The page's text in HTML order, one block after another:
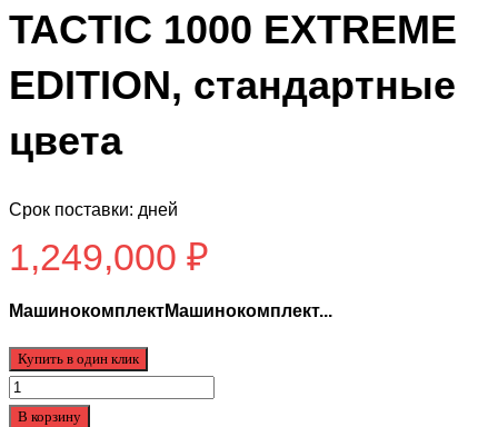
TACTIC 1000 EXTREME
EDITION, стандартные
цвета
Срок поставки: дней
1,249,000 ₽
МашинокомплектМашинокомплект...
Купить в один клик
Количество
товара
В корзину